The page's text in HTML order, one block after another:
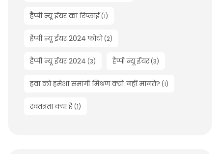
हैप्पी न्यू ईयर का रिप्लाई (1)
हैप्पी न्यू ईयर 2024 फोटो(2)
हैप्पी न्यू ईयर 2024 (3) हैप्पी न्यू ईयर(3)
हवा को हमेशा समांगी मिश्रण क्यों नहीं मानते? (1)
स्वतंत्रता क्या है (1)